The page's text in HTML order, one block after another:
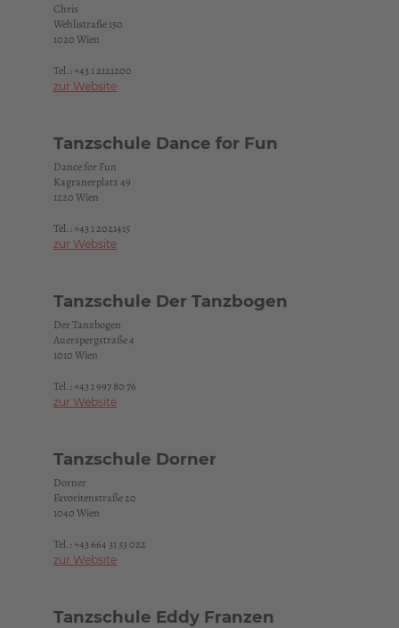
Chris
Wehlistraße 150
1020 Wien
Tel.:+43 1 2121200
zur Website
Tanzschule Dance for Fun
Dance for Fun
Kagranerplatz 49
1220 Wien
Tel.:+43 1 2021415
zur Website
Tanzschule Der Tanzbogen
Der Tanzbogen
Auerspergstraße 4
1010 Wien
Tel.:+43 1 997 80 76
zur Website
Tanzschule Dorner
Dorner
Favoritenstraße 20
1040 Wien
Tel.:+43 664 31 33 022
zur Website
Tanzschule Eddy Franzen